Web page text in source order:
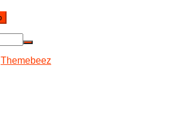
Themebeez